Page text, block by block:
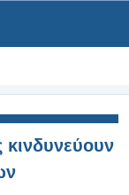
κινδυνεύουν